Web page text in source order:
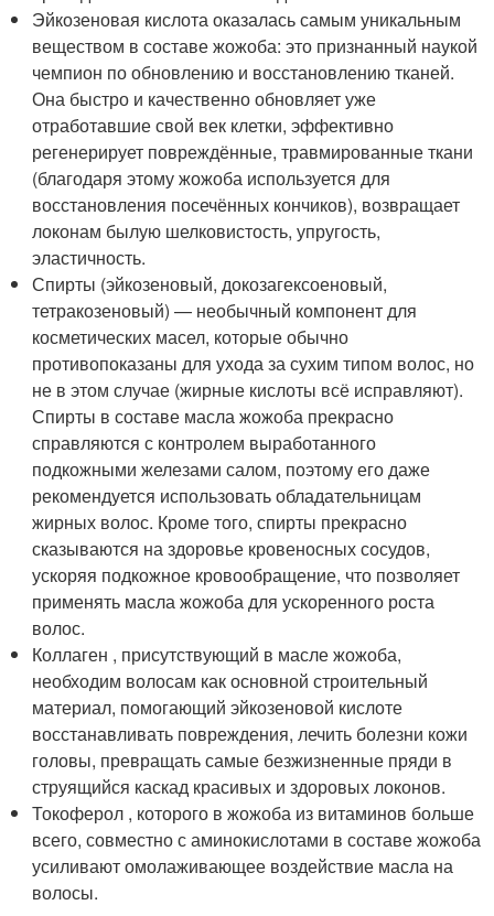
Эйкозеновая кислота оказалась самым уникальным
веществом в составе жожоба: это признанный наукой
чемпион по обновлению и восстановлению тканей.
Она быстро и качественно обновляет уже
отработавшие свой век клетки, эффективно
регенерирует повреждённые, травмированные ткани
(благодаря этому жожоба используется для
восстановления посечённых кончиков), возвращает
локонам былую шелковистость, упругость,
эластичность.
Спирты (эйкозеновый, докозагексоеновый,
тетракозеновый) — необычный компонент для
косметических масел, которые обычно
противопоказаны для ухода за сухим типом волос, но
не в этом случае (жирные кислоты всё исправляют).
Спирты в составе масла жожоба прекрасно
справляются с контролем выработанного
подкожными железами салом, поэтому его даже
рекомендуется использовать обладательницам
жирных волос. Кроме того, спирты прекрасно
сказываются на здоровье кровеносных сосудов,
ускоряя подкожное кровообращение, что позволяет
применять масла жожоба для ускоренного роста
волос.
Коллаген , присутствующий в масле жожоба,
необходим волосам как основной строительный
материал, помогающий эйкозеновой кислоте
восстанавливать повреждения, лечить болезни кожи
головы, превращать самые безжизненные пряди в
струящийся каскад красивых и здоровых локонов.
Токоферол , которого в жожоба из витаминов больше
всего, совместно с аминокислотами в составе жожоба
усиливают омолаживающее воздействие масла на
волосы.